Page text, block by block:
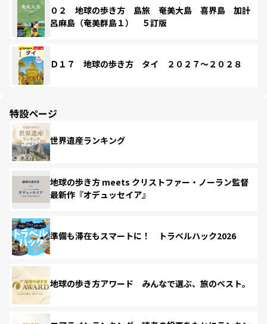
０２ 地球の歩き方 島旅 奄美大島 喜界島 加計
呂麻島（奄美群島１） ５訂版
Ｄ１７ 地球の歩き方 タイ ２０２７～２０２８
特設ページ
世界遺産ランキング
地球の歩き方 meets クリストファー・ノーラン監督
最新作『オデュッセイア』
準備も滞在もスマートに！ トラベルハック2026
地球の歩き方アワード みんなで選ぶ、旅のベスト。